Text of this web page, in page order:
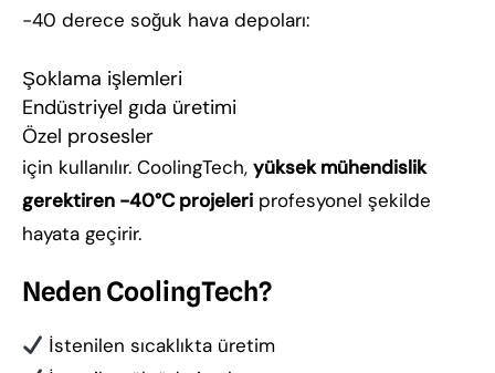
-40 derece soğuk hava depoları:
Şoklama işlemleri
Endüstriyel gıda üretimi
Özel prosesler
için kullanılır. CoolingTech, yüksek mühendislik
gerektiren -40°C projeleri profesyonel şekilde
hayata geçirir.
Neden CoolingTech?
İstenilen sıcaklıkta üretim